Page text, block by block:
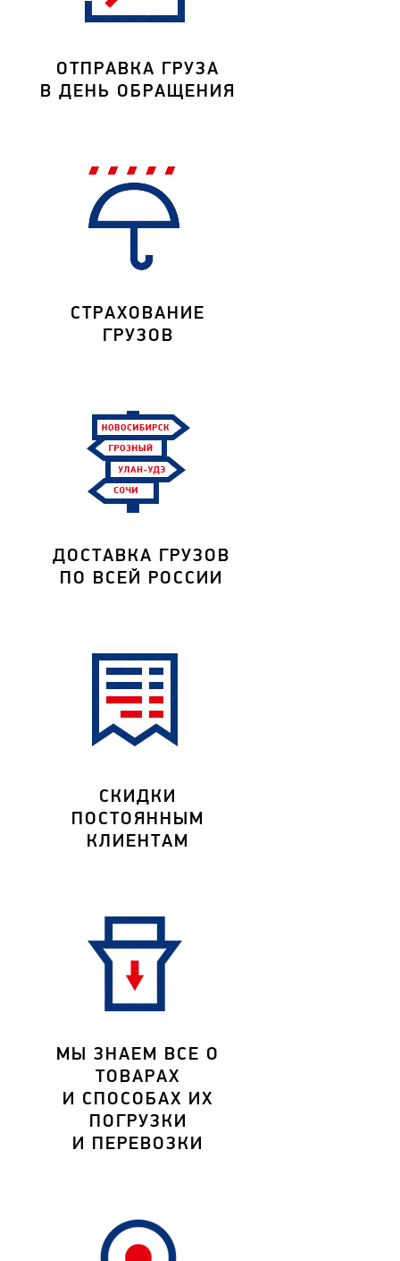
ОТПРАВКА ГРУЗА
В ДЕНЬ ОБРАЩЕНИЯ
СТРАХОВАНИЕ
ГРУЗОВ
ДОСТАВКА ГРУЗОВ
ПО ВСЕЙ РОССИИ
СКИДКИ
ПОСТОЯННЫМ
КЛИЕНТАМ
МЫ ЗНАЕМ ВСЕ О
ТОВАРАХ
И СПОСОБАХ ИХ
ПОГРУЗКИ
И ПЕРЕВОЗКИ